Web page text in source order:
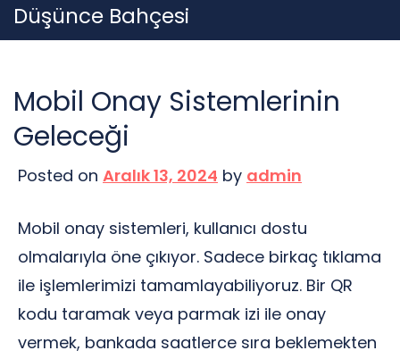
Skip
to
Düşünce Bahçesi
Mobil Onay Sistemlerinin
Geleceği
Posted on Aralık 13, 2024 by admin
Mobil onay sistemleri, kullanıcı dostu
olmalarıyla öne çıkıyor. Sadece birkaç tıklama
ile işlemlerimizi tamamlayabiliyoruz. Bir QR
kodu taramak veya parmak izi ile onay
vermek, bankada saatlerce sıra beklemekten